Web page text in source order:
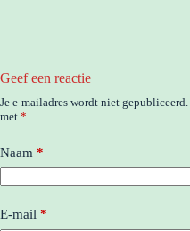
Geef een reactie
Je e-mailadres wordt niet gepubliceerd.
met *
Naam *
E-mail *